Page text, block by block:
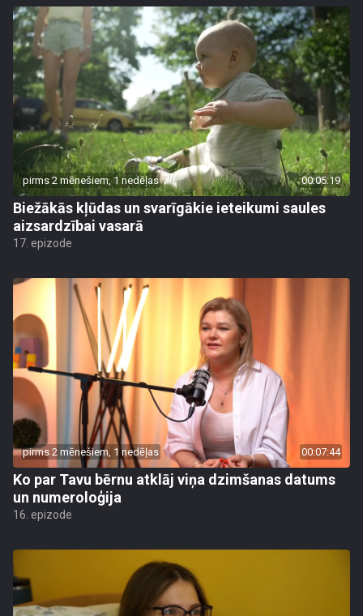
pirms 2 mēnešiem, 1 nedēļas 00:05:19
Biežākās kļūdas un svarīgākie ieteikumi saules
aizsardzībai vasarā
17. epizode
pirms 2 mēnešiem, 1 nedēļas 00:07:44
Ko par Tavu bērnu atklāj viņa dzimšanas datums
un numeroloģija
16. epizode